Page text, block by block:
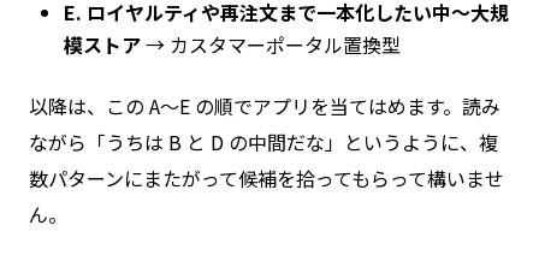
E. ロイヤルティや再注文まで一本化したい中〜大規
模ストア→ カスタマーポータル置換型
以降は、この A〜E の順でアプリを当てはめます。読み
ながら「うちは B と D の中間だな」というように、複
数パターンにまたがって候補を拾ってもらって構いませ
ん。